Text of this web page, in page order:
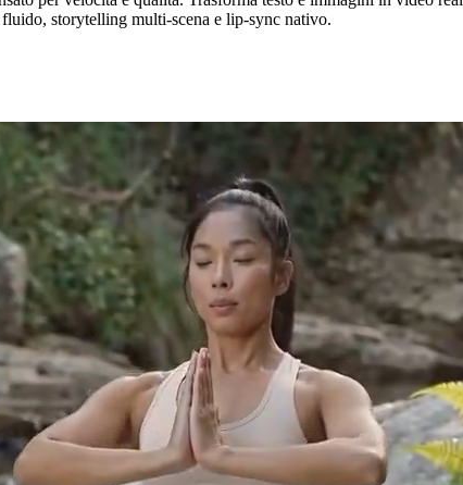
storytelling multi-scena e lip-sync nativo.